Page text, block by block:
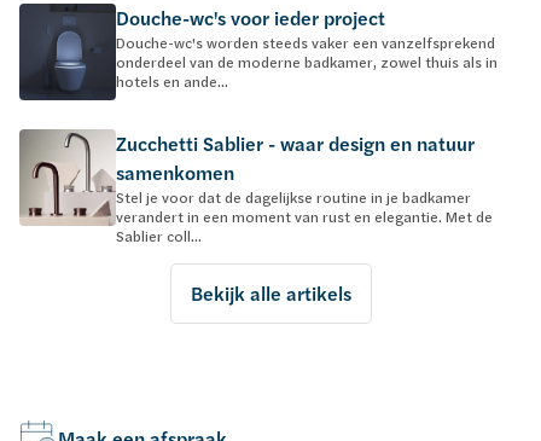
Douche-wc's voor ieder project
Douche-wc's worden steeds vaker een vanzelfsprekend
onderdeel van de moderne badkamer, zowel thuis als in
hotels en ande...
Zucchetti Sablier - waar design en natuur
samenkomen
Stel je voor dat de dagelijkse routine in je badkamer
verandert in een moment van rust en elegantie. Met de
Sablier coll...
Bekijk alle artikels